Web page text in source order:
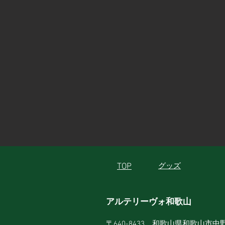
TOP グッズ
アルテリーヴォ和歌山